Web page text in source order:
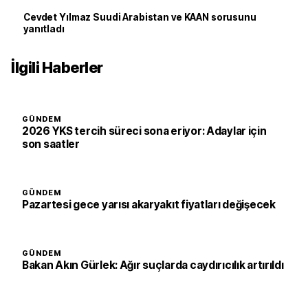
Cevdet Yılmaz Suudi Arabistan ve KAAN sorusunu
yanıtladı
İlgili Haberler
GÜNDEM
2026 YKS tercih süreci sona eriyor: Adaylar için
son saatler
GÜNDEM
Pazartesi gece yarısı akaryakıt fiyatları değişecek
GÜNDEM
Bakan Akın Gürlek: Ağır suçlarda caydırıcılık artırıldı